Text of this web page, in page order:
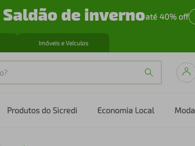
Saldão de invernoaté 40% off
Imóveis e Veículos
Produtos do Sicredi Economia Local Moda